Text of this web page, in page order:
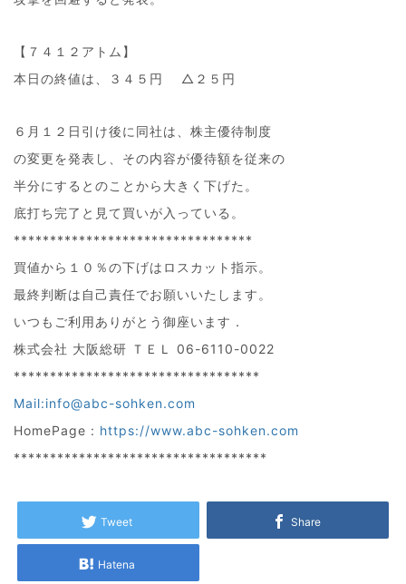
【７４１２アトム】
本日の終値は、３４５円 △２５円
６月１２日引け後に同社は、株主優待制度
の変更を発表し、その内容が優待額を従来の
半分にするとのことから大きく下げた。
底打ち完了と見て買いが入っている。
*********************************
買値から１０％の下げはロスカット指示。
最終判断は自己責任でお願いいたします。
いつもご利用ありがとう御座います．
株式会社 大阪総研 ＴＥＬ 06-6110-0022
**********************************
Mail:info@abc-sohken.com
HomePage : https://www.abc-sohken.com
***********************************
Tweet Share
Hatena